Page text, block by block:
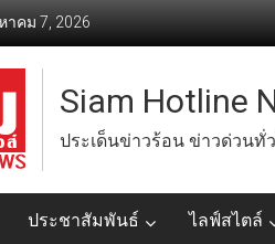
าคม 7, 2026
Siam Hotline
ประเด็นข่าวร้อน ข่าวด่วนทั่
ประชาสัมพันธ์ ไลฟ์สไตล์